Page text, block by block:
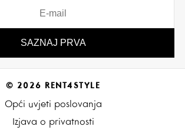
© 2026 RENT4STYLE
Opći uvjeti poslovanja
Izjava o privatnosti